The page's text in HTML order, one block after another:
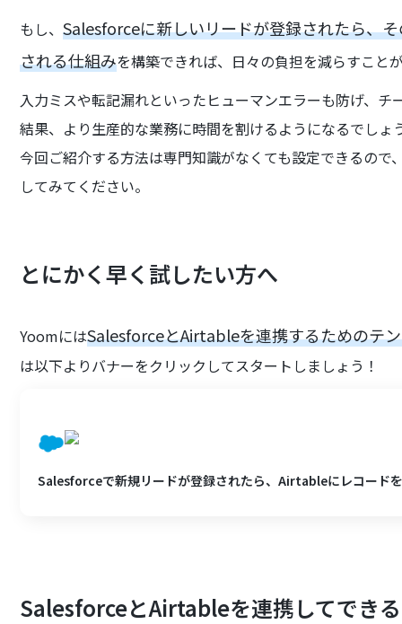
もし、Salesforceに新しいリードが登録されたら、
される仕組みを構築できれば、日々の負担を減らすこと
入力ミスや転記漏れといったヒューマンエラーも防げ、
結果、より生産的な業務に時間を割けるようになるでしょ
今回ご紹介する方法は専門知識がなくても設定できるの
してみてください。
とにかく早く試したい方へ
YoomにはSalesforceとAirtableを連携するためのテ
は以下よりバナーをクリックしてスタートしましょう！
Salesforceで新規リードが登録されたら、Airtableにレコード
SalesforceとAirtableを連携してでき